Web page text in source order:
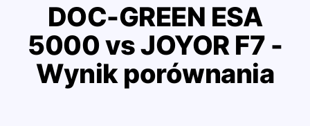
DOC-GREEN ESA
5000 vs JOYOR F7 -
Wynik porównania